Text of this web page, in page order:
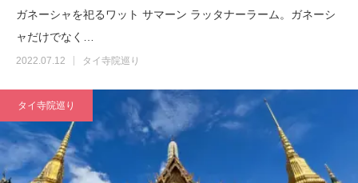
ガネーシャを祀るワット サマーン ラッタナーラーム。ガネーシ
ャだけでなく…
2022.07.12 タイ寺院巡り
タイ寺院巡り